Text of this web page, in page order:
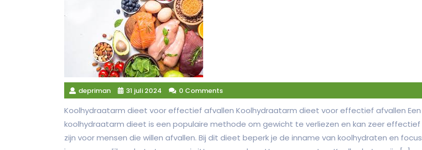
depriman 31 juli 2024 0 Comments
Koolhydraatarm dieet voor effectief afvallen Koolhydraatarm dieet voor effectief afvallen Een
koolhydraatarm dieet is een populaire methode om gewicht te verliezen en kan zeer effectief
zijn voor mensen die willen afvallen. Bij dit dieet beperk je de inname van koolhydraten en focus